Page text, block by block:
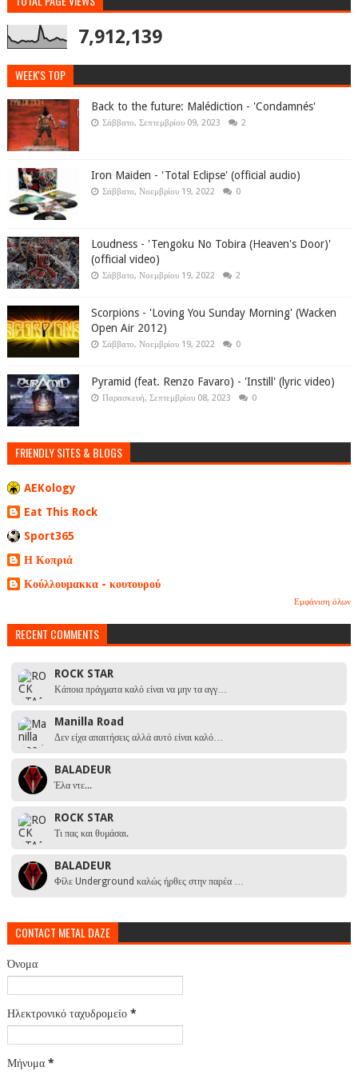
7,912,139
WEEK'S TOP
Back to the future: Malédiction - 'Condamnés'
Σάββατο, Σεπτεμβρίου 09, 2023 2
Iron Maiden - 'Total Eclipse' (official audio)
Σάββατο, Νοεμβρίου 19, 2022 0
Loudness - 'Tengoku No Tobira (Heaven's Door)'
(official video)
Σάββατο, Νοεμβρίου 19, 2022 2
Scorpions - 'Loving You Sunday Morning' (Wacken
Open Air 2012)
Σάββατο, Νοεμβρίου 19, 2022 0
Pyramid (feat. Renzo Favaro) - 'Instill' (lyric video)
Παρασκευή, Σεπτεμβρίου 08, 2023 0
FRIENDLY SITES & BLOGS
AEKology
Eat This Rock
Sport365
Η Κοπριά
Κούλλουμακκα - κουτουρού
Εμφάνιση όλων
RECENT COMMENTS
ROCK STAR
Κάποια πράγματα καλό είναι να μην τα αγγ…
Manilla Road
Δεν είχα απαιτήσεις αλλά αυτό είναι καλό…
BALADEUR
Έλα ντε...
ROCK STAR
Τι πας και θυμάσαι.
BALADEUR
Φίλε Underground καλώς ήρθες στην παρέα …
CONTACT METAL DAZE
Όνομα
Ηλεκτρονικό ταχυδρομείο *
Μήνυμα *